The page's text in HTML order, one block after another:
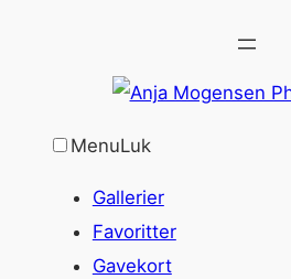
MenuLuk
Gallerier
Favoritter
Gavekort